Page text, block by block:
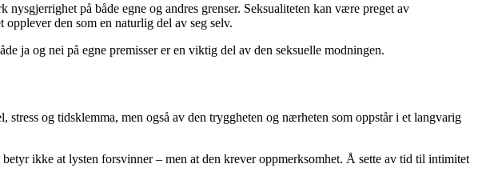
på både egne og andres grenser. Seksualiteten kan være preget av
den som en naturlig del av seg selv.
ja og nei på egne premisser er en viktig del av den seksuelle modningen.
og tidsklemma, men også av den tryggheten og nærheten som oppstår i et langvarig
ikke at lysten forsvinner – men at den krever oppmerksomhet. Å sette av tid til intimitet